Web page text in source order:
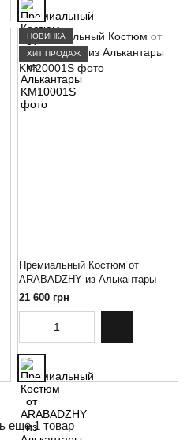
НОВИНКА
ХИТ ПРОДАЖ
Премиальный Костюм от
ARABADZHY из Алькантары
21 600 грн
еще 1 товар